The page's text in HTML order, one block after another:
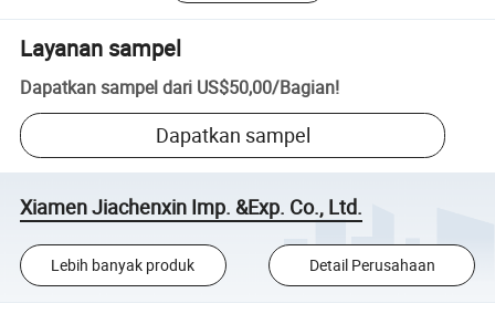
Layanan sampel
Dapatkan sampel dari US$50,00/Bagian!
Dapatkan sampel
Xiamen Jiachenxin Imp. &Exp. Co., Ltd.
Lebih banyak produk Detail Perusahaan